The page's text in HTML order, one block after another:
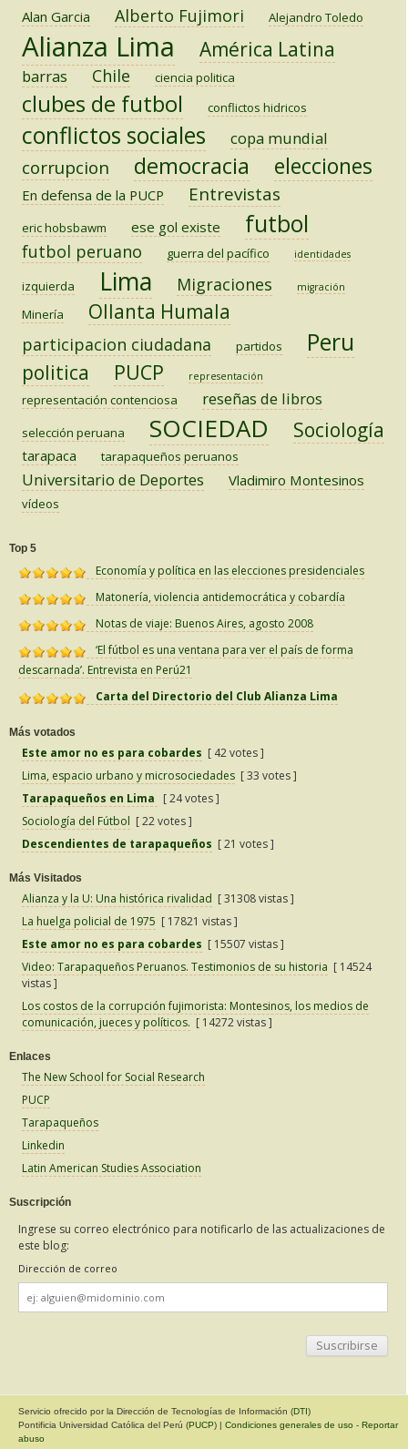
Alan Garcia Alberto Fujimori Alejandro Toledo
Alianza Lima América Latina
barras Chile ciencia politica
clubes de futbol conflictos hidricos
conflictos sociales copa mundial
corrupcion democracia elecciones
En defensa de la PUCP Entrevistas
eric hobsbawm ese gol existe futbol
futbol peruano guerra del pacífico identidades
izquierda Lima Migraciones migración
Minería Ollanta Humala
participacion ciudadana partidos Peru
politica PUCP representación
representación contenciosa reseñas de libros
selección peruana SOCIEDAD Sociología
tarapaca tarapaqueños peruanos
Universitario de Deportes Vladimiro Montesinos
vídeos
Top 5
Economía y política en las elecciones presidenciales
Matonería, violencia antidemocrática y cobardía
Notas de viaje: Buenos Aires, agosto 2008
‘El fútbol es una ventana para ver el país de forma
descarnada’. Entrevista en Perú21
Carta del Directorio del Club Alianza Lima
Más votados
Este amor no es para cobardes [ 42 votes ]
Lima, espacio urbano y microsociedades [ 33 votes ]
Tarapaqueños en Lima
[ 24 votes ]
Sociología del Fútbol [ 22 votes ]
Descendientes de tarapaqueños [ 21 votes ]
Más Visitados
Alianza y la U: Una histórica rivalidad [ 31308 vistas ]
La huelga policial de 1975 [ 17821 vistas ]
Este amor no es para cobardes [ 15507 vistas ]
Video: Tarapaqueños Peruanos. Testimonios de su historia [ 14524
vistas ]
Los costos de la corrupción fujimorista: Montesinos, los medios de
comunicación, jueces y políticos. [ 14272 vistas ]
Enlaces
The New School for Social Research
PUCP
Tarapaqueños
Linkedin
Latin American Studies Association
Suscripción
Ingrese su correo electrónico para notificarlo de las actualizaciones de
este blog:
Dirección de correo
Dirección
de
correo
Servicio ofrecido por la Dirección de Tecnologías de Información (DTI)
Pontificia Universidad Católica del Perú (PUCP) | Condiciones generales de uso - Reportar
abuso